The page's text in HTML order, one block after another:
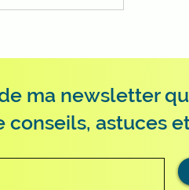
ma newsletter
astuces